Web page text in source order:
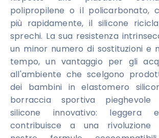
polipropilene o il policarbonato,
più rapidamente, il silicone
sprechi. La sua resistenza
un minor numero di sostituzioni e
tempo, un vantaggio per gli
all'ambiente che scelgono
dei bambini in elastomero
borraccia sportiva
silicone innovativo: leggera
contribuisce a una rivoluzione